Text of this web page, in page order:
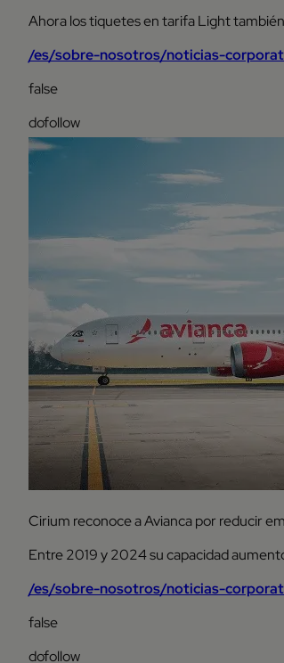
Ahora los tiquetes en tarifa Light
/es/sobre-nosotros/noticias-
false
dofollow
Cirium reconoce a Avianca por reducir
Entre 2019 y 2024 su capacidad
/es/sobre-nosotros/noticias-
false
dofollow